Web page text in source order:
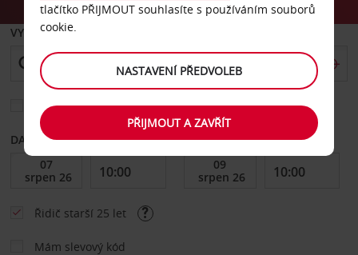
VYZVEDNOUT Z
Vyberte si jiné místo vrácení
DATUM OD DATUM DO
Řidič starší 25 let
Mám slevový kód
tlačítko PŘIJMOUT souhlasíte s používáním souborů
cookie.
NASTAVENÍ PŘEDVOLEB
PŘIJMOUT A ZAVŘÍT